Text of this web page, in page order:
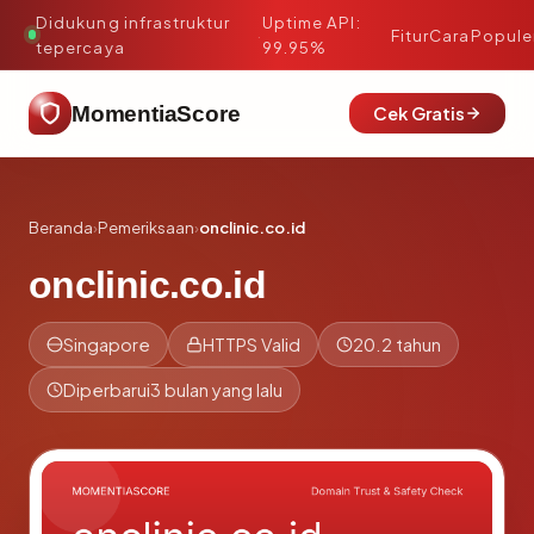
Didukung infrastruktur
tepercaya
·
Uptime API:
99.95%
FiturCara
MomentiaScore Cek Gratis
Beranda›Pemeriksaan›onclinic.co.id
onclinic.co.id
Singapore HTTPS Valid 20.2 tahun
Diperbarui3 bulan yang lalu